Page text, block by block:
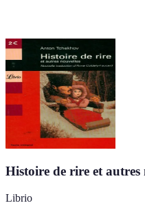
Histoire de rire et
Librio